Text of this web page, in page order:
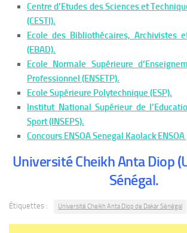
Centre d’Etudes des Sciences et
(CESTI).
Ecole des Bibliothécaires, Archivistes
(EBAD).
Ecole Normale Supérieure
Professionnel (ENSETP).
Ecole Supérieure Polytechnique (ESP).
Institut National Supérieur de
Sport (INSEPS).
Concours ENSOA Senegal Kaolack
Université Cheikh Anta Diop
Sénégal.
Étiquettes : Université Cheikh Anta Diop de Dakar Sénégal